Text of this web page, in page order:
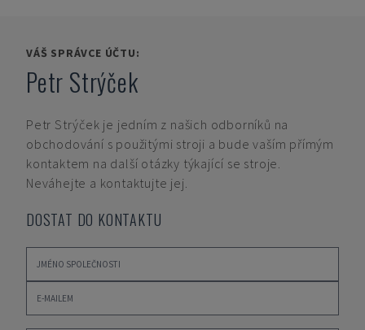
VÁŠ SPRÁVCE ÚČTU:
Petr Strýček
Petr Strýček je jedním z našich odborníků na
obchodování s použitými stroji a bude vaším přímým
kontaktem na další otázky týkající se stroje.
Neváhejte a kontaktujte jej.
DOSTAT DO KONTAKTU